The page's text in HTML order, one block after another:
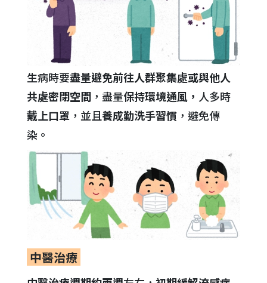
生病時要盡量避免前往人群聚集處或與他人
共處密閉空間 ，盡量保持環境通風， 人多時
戴上口罩 ，並且養成勤洗手習慣 ，避免傳
染。
中醫治療